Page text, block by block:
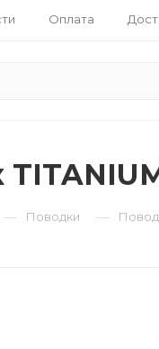
Оплата
— Поводки —